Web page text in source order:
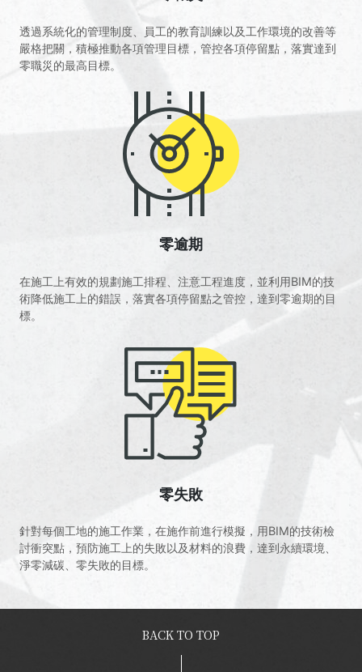
透過系統化的管理制度、員工的教育訓練以及工作環境的改善等
嚴格把關，積極推動各項管理目標，管控各項停留點，落實達到
零職災的最高目標。
零逾期
在施工上有效的規劃施工排程、注意工程進度，並利用BIM的技
術降低施工上的錯誤，落實各項停留點之管控，達到零逾期的目
標。
零失敗
針對每個工地的施工作業，在施作前進行模擬，用BIM的技術檢
討衝突點，預防施工上的失敗以及材料的浪費，達到永續環境、
淨零減碳、零失敗的目標。
BACK TO TOP